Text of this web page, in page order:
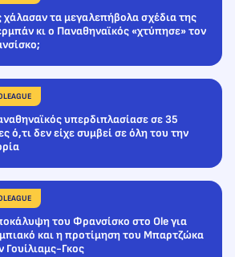
τα μεγαλεπήβολα σχέδια της
κι ο Παναθηναϊκός «χτύπησε» τον
υπερδιπλασίασε σε 35
ό,τι δεν είχε συμβεί σε όλη του την
του Φρανσίσκο στο Ole για
και η προτίμηση του Μπαρτζώκα
Γουίλιαμς-Γκος